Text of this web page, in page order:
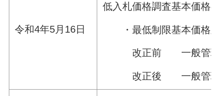
令和4年5月16日
低入札価格調査基本価格
・最低制限基本価格及
改正前 一般管理費等
改正後 一般管理費等